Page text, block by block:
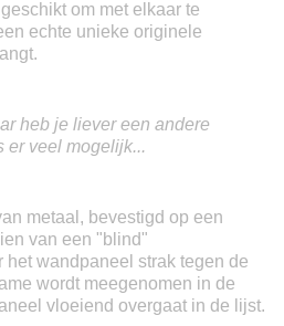
om met elkaar te
echte unieke originele
heb je liever een andere
er veel mogelijk...
metaal, bevestigd op een
van een "blind"
wandpaneel strak tegen de
wordt meegenomen in de
vloeiend overgaat in de lijst.